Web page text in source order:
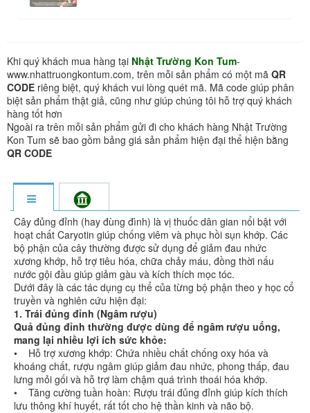
Khi quý khách mua hàng tại Nhật Trường Kon Tum-
www.nhattruongkontum.com, trên mỗi sản phẩm có một mã QR
CODE riêng biệt, quý khách vui lòng quét mã. Mã code giúp phân
biệt sản phẩm thật giả, cũng như giúp chúng tôi hỗ trợ quý khách
hàng tốt hơn
Ngoài ra trên mỗi sản phẩm gửi đi cho khách hàng Nhật Trường
Kon Tum sẽ bao gồm bảng giá sản phẩm hiện đại thể hiện bằng
QR CODE
Cây đủng đỉnh (hay đùng đình) là vị thuốc dân gian nổi bật với
hoạt chất Caryotin giúp chống viêm và phục hồi sụn khớp. Các
bộ phận của cây thường được sử dụng để giảm đau nhức
xương khớp, hỗ trợ tiêu hóa, chữa chảy máu, đồng thời nấu
nước gội đầu giúp giảm gàu và kích thích mọc tóc.
Dưới đây là các tác dụng cụ thể của từng bộ phận theo y học cổ
truyền và nghiên cứu hiện đại:
1. Trái đủng đỉnh (Ngâm rượu)
Quả đủng đỉnh thường được dùng để ngâm rượu uống,
mang lại nhiều lợi ích sức khỏe:
• Hỗ trợ xương khớp: Chứa nhiều chất chống oxy hóa và
khoáng chất, rượu ngâm giúp giảm đau nhức, phong thấp, đau
lưng mỏi gối và hỗ trợ làm chậm quá trình thoái hóa khớp.
• Tăng cường tuần hoàn: Rượu trái đủng đỉnh giúp kích thích
lưu thông khí huyết, rất tốt cho hệ thần kinh và não bộ.